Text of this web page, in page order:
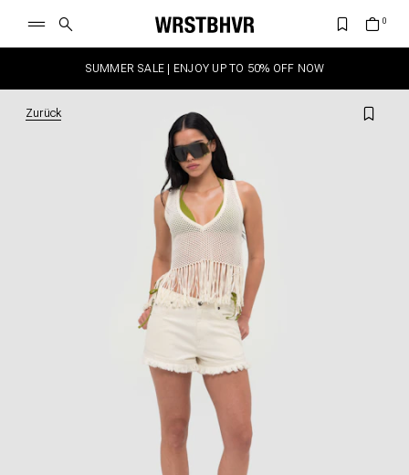
SUMMER SALE | ENJOY UP TO 50% OFF NOW
Zurück